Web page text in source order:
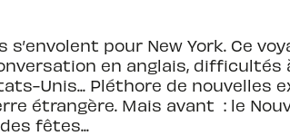
s’envolent pour New York. Ce
en anglais, difficultés
Unis... Pléthore de
étrangère. Mais avant : le
fêtes...